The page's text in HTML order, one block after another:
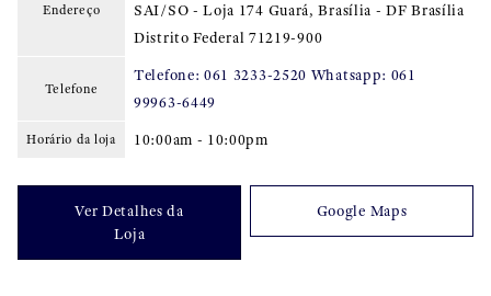
Endereço
SAI/SO - Loja 174 Guará, Brasília - DF Brasília
Distrito Federal 71219-900
Telefone
Telefone: 061 3233-2520 Whatsapp: 061
99963-6449
Horário da loja 10:00am - 10:00pm
Ver Detalhes da
Loja
Google Maps